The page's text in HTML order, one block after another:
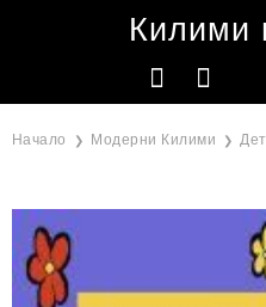
Килими
Начало Модерни Килими